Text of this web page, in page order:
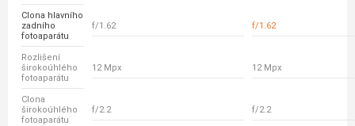
Clona hlavního
zadního
fotoaparátu
f/1.62 f/1.62
Rozlišení
širokoúhlého
fotoaparátu
12 Mpx 12 Mpx
Clona
širokoúhlého
fotoaparátu
f/2.2 f/2.2